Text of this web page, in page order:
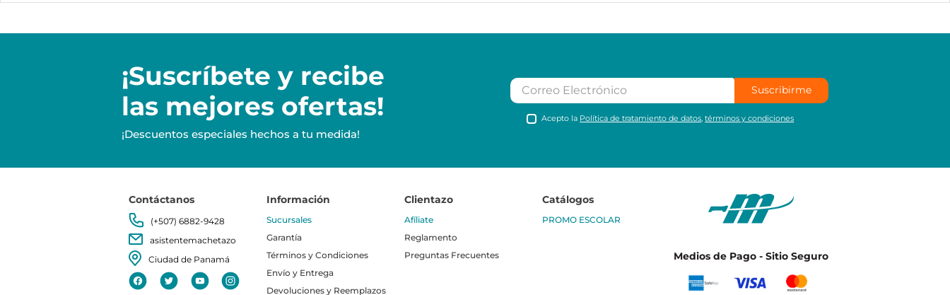
¡Suscríbete y recibe
las mejores ofertas!
¡Descuentos especiales hechos a tu medida!
Suscribirme
Acepto la Política de tratamiento de datos,términos y condiciones
Contáctanos
(+507) 6882-9428
asistentemachetazo
Ciudad de Panamá
Información
Sucursales
Garantía
Términos y Condiciones
Envío y Entrega
Devoluciones y Reemplazos
Clientazo
Afíliate
Reglamento
Preguntas Frecuentes
Catálogos
PROMO ESCOLAR
Medios de Pago - Sitio Seguro